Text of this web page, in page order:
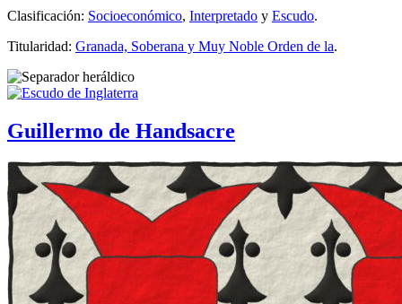
Clasificación: Socioeconómico, Interpretado y Escudo.
Titularidad: Granada, Soberana y Muy Noble Orden de la.
Guillermo de Handsacre